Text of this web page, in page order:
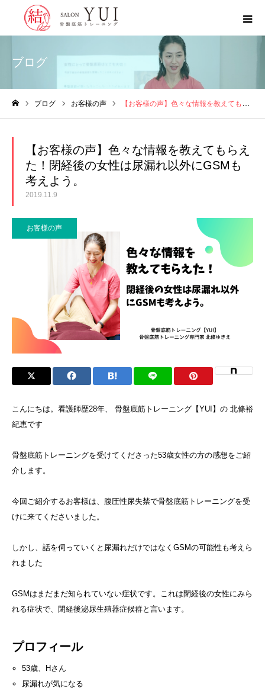
ブログ
ブログ お客様の声 【お客様の声】色々な情報を教えてもらえた！閉経後の女性は尿漏れ以外にGSMも考えよう。
【お客様の声】色々な情報を教えてもらえ
た！閉経後の女性は尿漏れ以外にGSMも
考えよう。
2019.11.9
お客様の声
こんにちは。看護師歴28年、 骨盤底筋トレーニング【YUI】の 北條裕
紀恵です
骨盤底筋トレーニングを受けてくださった53歳女性の方の感想をご紹
介します。
今回ご紹介するお客様は、腹圧性尿失禁で骨盤底筋トレーニングを受
けに来てくださいました。
しかし、話を伺っていくと尿漏れだけではなくGSMの可能性も考えら
れました
GSMはまだまだ知られていない症状です。これは閉経後の女性にみら
れる症状で、閉経後泌尿生殖器症候群と言います。
プロフィール
53歳、Hさん
尿漏れが気になる